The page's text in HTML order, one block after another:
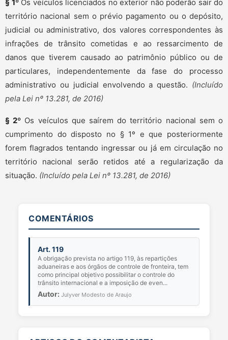
§ 1ºOs veículos licenciados no exterior não poderão sair do
território nacional sem o prévio pagamento ou o depósito,
judicial ou administrativo, dos valores correspondentes às
infrações de trânsito cometidas e ao ressarcimento de
danos que tiverem causado ao patrimônio público ou de
particulares, independentemente da fase do processo
administrativo ou judicial envolvendo a questão. (Incluído
pela Lei nº 13.281, de 2016)
§ 2º Os veículos que saírem do território nacional sem o
cumprimento do disposto no § 1º e que posteriormente
forem flagrados tentando ingressar ou já em circulação no
território nacional serão retidos até a regularização da
situação. (Incluído pela Lei nº 13.281, de 2016)
COMENTÁRIOS
Art. 119
A obrigação prevista no artigo 119, às repartições
aduaneiras e aos órgãos de controle de fronteira, tem
como principal objetivo possibilitar o controle do
trânsito internacional e a imposição de even...
Autor: Julyver Modesto de Araujo